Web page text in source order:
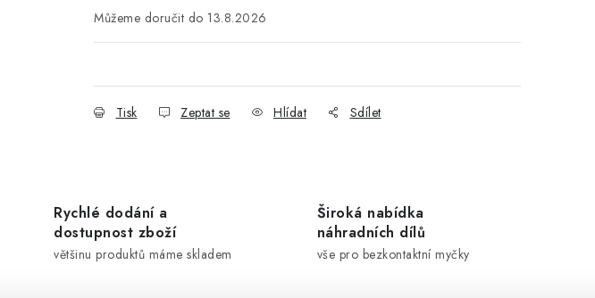
13.8.2026
Tisk Zeptat se Hlídat Sdílet
Rychlé dodání a
dostupnost zboží
většinu produktů máme skladem
Široká nabídka
náhradních dílů
vše pro bezkontaktní myčky